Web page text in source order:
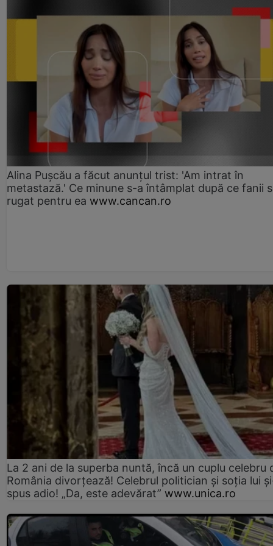
Alina Pușcău a făcut anunțul trist: 'Am intrat în
metastază.' Ce minune s-a întâmplat după ce fanii
rugat pentru ea www.cancan.ro
La 2 ani de la superba nuntă, încă un cuplu celebru
România divorțează! Celebrul politician și soția lui
spus adio! „Da, este adevărat” www.unica.ro